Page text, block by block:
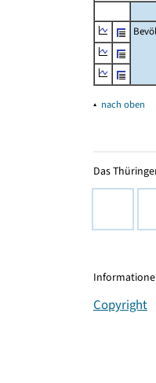
▴ nach oben
Das
Copyright